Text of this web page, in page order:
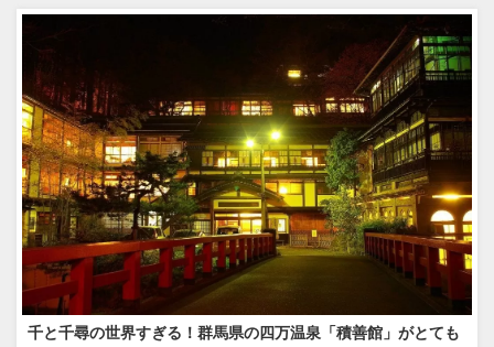
千と千尋の世界すぎる！群馬県の四万温泉「積善館」がとても